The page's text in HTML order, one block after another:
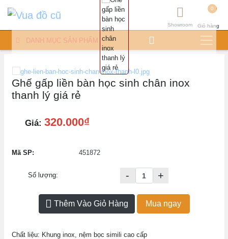
0
Giỏ hàng
Showroom
DANH MỤC SẢN PHẨM
Ghế gấp liền bàn học sinh chân inox
thanh lý giá rẻ
Giá: 320.000₫
Mã SP: 451872
Số lượng: - +
Thêm Vào Giỏ Hàng Mua ngay
Chất liệu: Khung inox, nệm bọc simili cao cấp